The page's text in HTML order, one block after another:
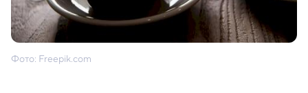
Фото: Freepik.com